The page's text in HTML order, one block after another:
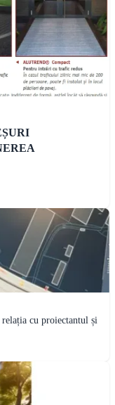
cu proiectantul și